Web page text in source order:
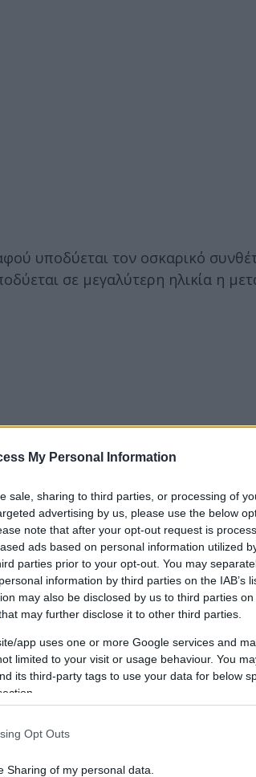
My Personal Information
sale, sharing to third parties, or processing of
advertising by us, please use the below
note that after your opt-out request is
ads based on personal information utilized
parties prior to your opt-out. You may
information by third parties on the IAB’s
may also be disclosed by us to third parties on
may further disclose it to other third parties.
app uses one or more Google services and
limited to your visit or usage behaviour. You
its third-party tags to use your data for below
Opt Outs
Sharing of my personal data.
υποδύεται τον οσκαρικό
σε μεγαλύτερη ηλικία η